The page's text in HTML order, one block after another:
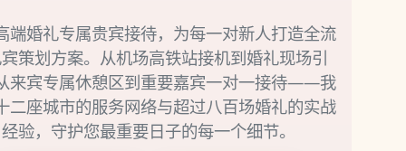
端婚礼专属贵宾接待，为每一对新人打造全流
策划方案。从机场高铁站接机到婚礼现场引
来宾专属休憩区到重要嘉宾一对一接待——我
二座城市的服务网络与超过八百场婚礼的实战
经验，守护您最重要日子的每一个细节。